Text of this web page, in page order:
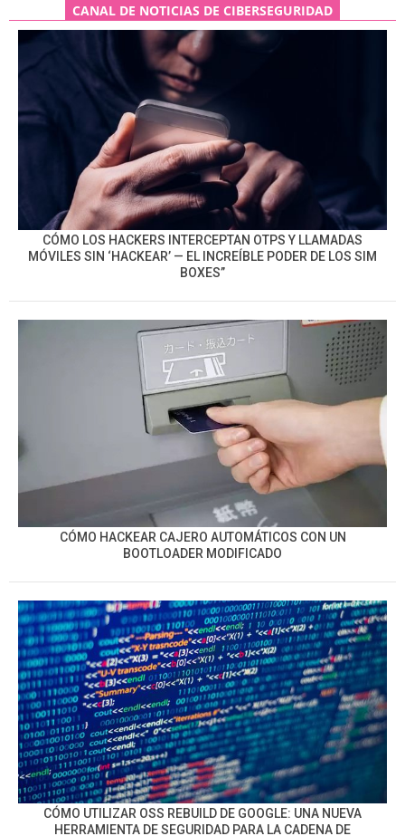
CANAL DE NOTICIAS DE CIBERSEGURIDAD
CÓMO LOS HACKERS INTERCEPTAN OTPS Y LLAMADAS
MÓVILES SIN ‘HACKEAR’ — EL INCREÍBLE PODER DE LOS SIM
BOXES”
CÓMO HACKEAR CAJERO AUTOMÁTICOS CON UN
BOOTLOADER MODIFICADO
CÓMO UTILIZAR OSS REBUILD DE GOOGLE: UNA NUEVA
HERRAMIENTA DE SEGURIDAD PARA LA CADENA DE